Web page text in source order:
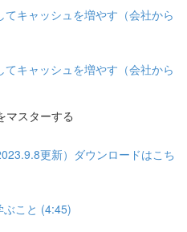
キャッシュを増やす（会社から
キャッシュを増やす（会社から
スターする
更新）ダウンロードはこち
こと (4:45)